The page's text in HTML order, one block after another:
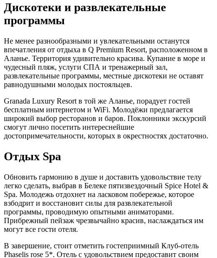
Дискотеки и развлекательные
программы
Не менее разнообразными и увлекательными останутся
впечатления от отдыха в Q Premium Resort, расположенном в
Аланье. Территория удивительно красива. Купание в море и
чудесный пляж, услуги СПА и тренажерный зал,
развлекательные программы, местные дискотеки не оставят
равнодушными молодых постояльцев.
Granada Luxury Resort в той же Аланье, порадует гостей
бесплатным интернетом и WiFi. Молодёжи предлагается
широкий выбор ресторанов и баров. Поклонники экскурсий
смогут лично посетить интереснейшие
достопримечательности, которых в окрестностях достаточно.
Отдых Spa
Обновить гармонию в душе и доставить удовольствие телу
легко сделать, выбрав в Белеке пятизвездочный Spice Hotel &
Spa. Молодежь отдохнет на ласковом побережье, которое
взбодрит и восстановит силы для развлекательной
программы, проводимую опытными аниматорами.
Прибрежный пейзаж чрезвычайно красив, наслаждаться им
могут все гости отеля.
В завершение, стоит отметить гостеприимный Клуб-отель
Phaselis rose 5*. Отель с удовольствием предоставит своим